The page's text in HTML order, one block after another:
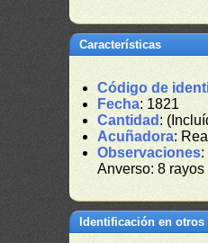
Características
Código de
Fecha: 1821
Cantidad :
Acuñadora:
Observaciones:
Anverso: 8
Identificación en